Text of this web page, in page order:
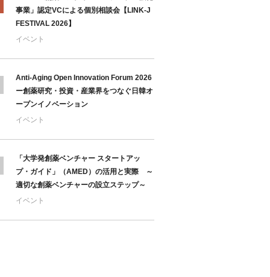
事業」認定VCによる個別相談会【LINK-J
FESTIVAL 2026】
イベント
Anti-Aging Open Innovation Forum 2026
ー創薬研究・投資・産業界をつなぐ日韓オ
ープンイノベーション
イベント
「大学発創薬ベンチャー スタートアッ
プ・ガイド」（AMED）の活用と実際 ～
適切な創薬ベンチャーの設立ステップ～
イベント